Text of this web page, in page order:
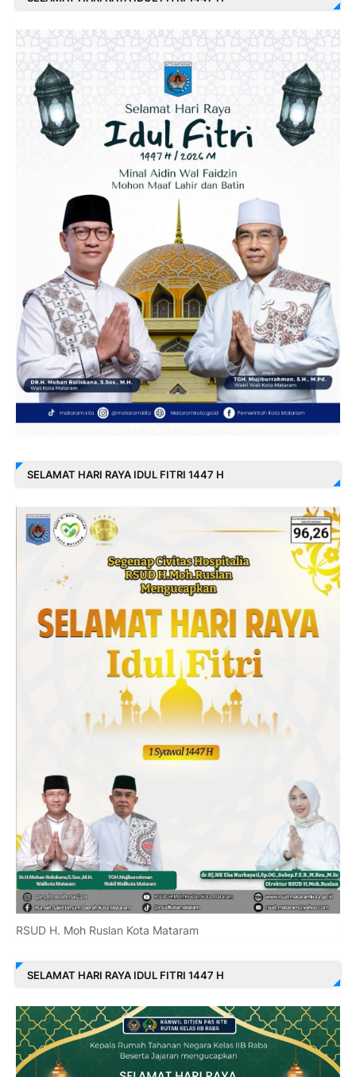
SELAMAT HARI RAYA IDUL FITRI 1447 H
RSUD H. Moh Ruslan Kota Mataram
SELAMAT HARI RAYA IDUL FITRI 1447 H